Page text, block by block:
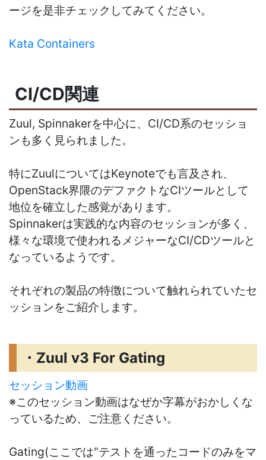
ージを是非チェックしてみてください。
Kata Containers
CI/CD関連
Zuul, Spinnakerを中心に、CI/CD系のセッショ
ンも多く見られました。
特にZuulについてはKeynoteでも言及され、
OpenStack界隈のデファクトなCIツールとして
地位を確立した感覚があります。
Spinnakerは実践的な内容のセッションが多く、
様々な環境で使われるメジャーなCI/CDツールと
なっているようです。
それぞれの製品の特徴について触れられていたセ
ッションをご紹介します。
・Zuul v3 For Gating
セッション動画
※このセッション動画はなぜか字幕がおかしくな
っているため、ご注意ください。
Gating(ここでは"テストを通ったコードのみをマ